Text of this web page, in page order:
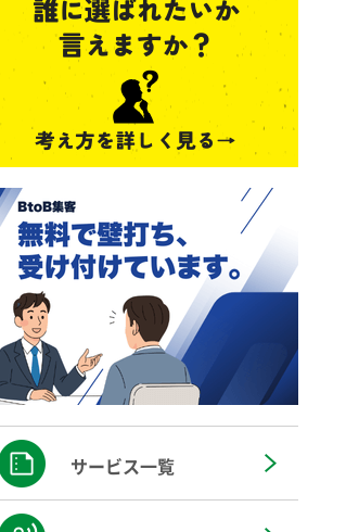
サービス一覧